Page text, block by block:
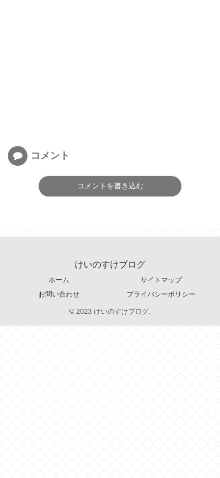
コメント
コメントを書き込む
けいのすけブログ
ホーム
サイトマップ
お問い合わせ
プライバシーポリシー
© 2023 けいのすけブログ.